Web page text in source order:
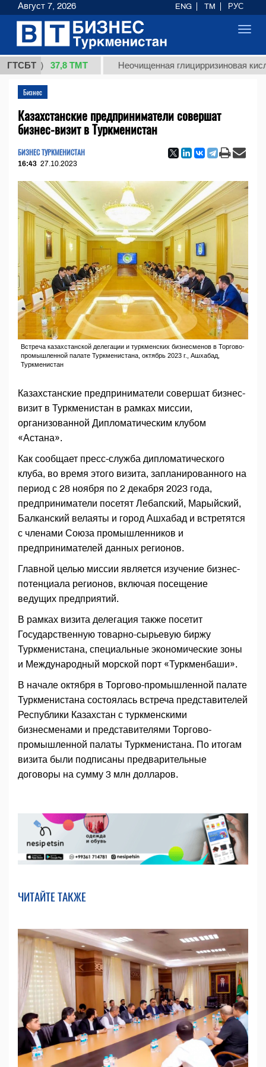
ГТСБТ
37,8 ТМТ Неочищенная глицирризиновая кислота
Бизнес
Казахстанские предприниматели совершат
бизнес-визит в Туркменистан
БИЗНЕС ТУРКМЕНИСТАН
16:43 27.10.2023
Встреча казахстанской делегации и туркменских бизнесменов в Торгово-
промышленной палате Туркменистана, октябрь 2023 г., Ашхабад,
Туркменистан
Казахстанские предприниматели совершат бизнес-
визит в Туркменистан в рамках миссии,
организованной Дипломатическим клубом
«Астана».
Как сообщает пресс-служба дипломатического
клуба, во время этого визита, запланированного на
период с 28 ноября по 2 декабря 2023 года,
предприниматели посетят Лебапский, Марыйский,
Балканский велаяты и город Ашхабад и встретятся
с членами Союза промышленников и
предпринимателей данных регионов.
Главной целью миссии является изучение бизнес-
потенциала регионов, включая посещение
ведущих предприятий.
В рамках визита делегация также посетит
Государственную товарно-сырьевую биржу
Туркменистана, специальные экономические зоны
и Международный морской порт «Туркменбаши».
В начале октября в Торгово-промышленной палате
Туркменистана состоялась встреча представителей
Республики Казахстан с туркменскими
бизнесменами и представителями Торгово-
промышленной палаты Туркменистана. По итогам
визита были подписаны предварительные
договоры на сумму 3 млн долларов.
ЧИТАЙТЕ ТАКЖЕ
Август 7, 2026 ENG TM РУС